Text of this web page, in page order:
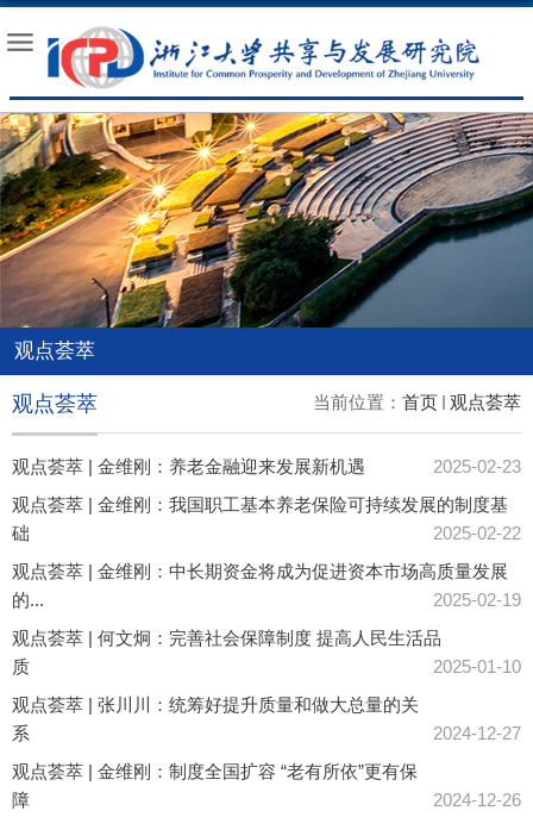
观点荟萃
当前位置： 首页 观点荟萃
观点荟萃
观点荟萃 | 金维刚：养老金融迎来发展新机遇
2025-02-23
观点荟萃 | 金维刚：我国职工基本养老保险可持续发展的制度基
础
2025-02-22
观点荟萃 | 金维刚：中长期资金将成为促进资本市场高质量发展
的...
2025-02-19
观点荟萃 | 何文炯：完善社会保障制度 提高人民生活品
质
2025-01-10
观点荟萃 | 张川川：统筹好提升质量和做大总量的关
系
2024-12-27
观点荟萃 | 金维刚：制度全国扩容 “老有所依”更有保
障
2024-12-26